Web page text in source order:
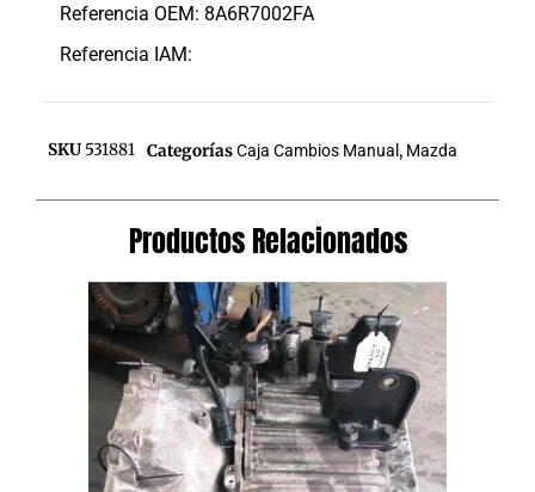
Referencia OEM: 8A6R7002FA
Referencia IAM:
SKU 531881 CategoríasCaja Cambios Manual , Mazda
Productos Relacionados